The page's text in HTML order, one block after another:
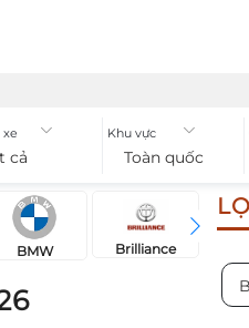
cả
Khu vực
Toàn quốc
BMW Brilliance